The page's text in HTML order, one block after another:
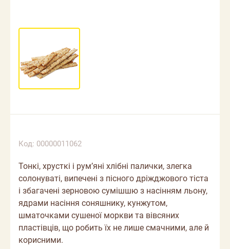
Код: 00000011062
Тонкі, хрусткі і румʼяні хлібні палички, злегка
солонуваті, випечені з пісного дріжджового тіста
і збагачені зерновою сумішшю з насінням льону,
ядрами насіння соняшнику, кунжутом,
шматочками сушеної моркви та вівсяних
пластівців, що робить їх не лише смачними, але й
корисними.